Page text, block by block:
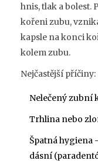
hnis, tlak a bolest.
kořeni zubu,
kapsle na konci
kolem zubu.
Nejčastější příčiny:
Nelečený zubní
Trhlina nebo
Špatná hygiena
dásní